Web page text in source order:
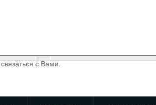
с Вами.